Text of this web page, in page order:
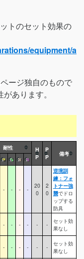
トのセット効果の
equipment/a
ージ独自のもので
あります。
耐性
H
P
P
P
備考
- - - -
20
0
2
0
逆境訓
練：フォ
トナー強
襲でドロ
ップする
防具
- - - - - -
セット効
果なし
- - - - - -
セット効
果なし